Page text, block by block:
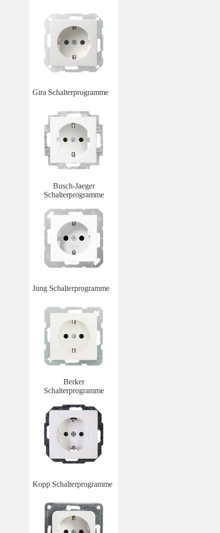
Gira Schalterprogramme
Busch-Jaeger
Schalterprogramme
Jung Schalterprogramme
Berker
Schalterprogramme
Kopp Schalterprogramme